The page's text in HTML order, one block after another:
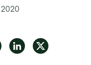
2020
Share Share